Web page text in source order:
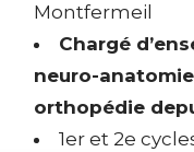
Montfermeil
Chargé
neuro-
orthopédie
1er et 2e